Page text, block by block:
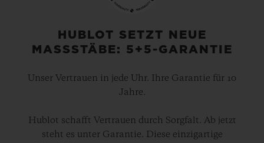
HUBLOT SETZT NEUE
MASSSTÄBE: 5+5-GARANTIE
Unser Vertrauen in jede Uhr. Ihre Garantie für 10
Jahre.
Hublot schafft Vertrauen durch Sorgfalt. Ab jetzt
steht es unter Garantie. Diese einzigartige